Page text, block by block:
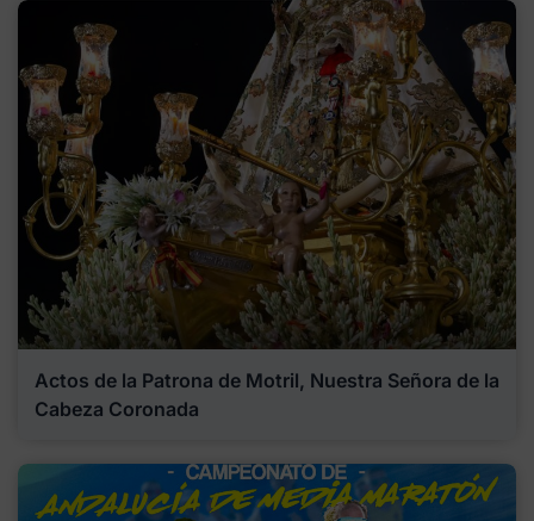
Actos de la Patrona de Motril, Nuestra Señora de la
Cabeza Coronada